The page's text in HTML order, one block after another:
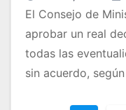
El Consejo de
aprobar un real
todas las
sin acuerdo,